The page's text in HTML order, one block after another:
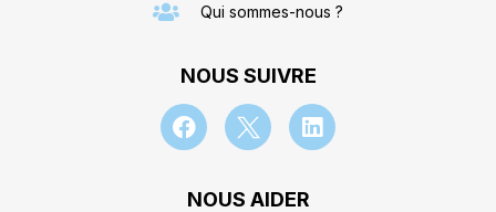
Qui sommes-nous ?
NOUS SUIVRE
NOUS AIDER